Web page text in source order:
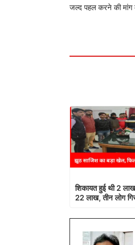
जल्द पहल करने की मांग
शिकायत हुई थी 2
22 लाख, तीन लोग